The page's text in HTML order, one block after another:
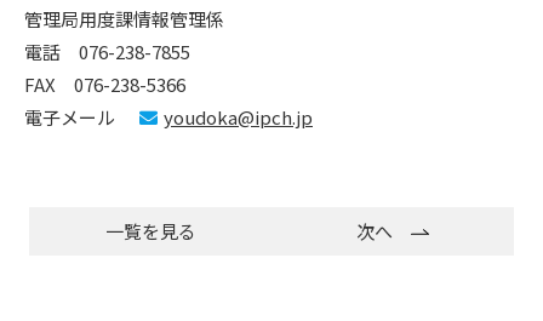
管理局用度課情報管理係
電話 076-238-7855
FAX 076-238-5366
電子メール
youdoka@ipch.jp
一覧を見る 次へ